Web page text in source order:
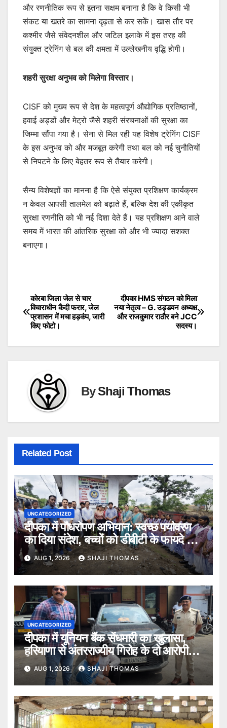
और रणनीतिक रूप से इतना सक्षम बनाना है कि वे किसी भी
संकट या खतरे का सामना दृढ़ता से कर सकें। खास तौर पर
कश्मीर जैसे संवेदनशील और जटिल इलाके में इस तरह की
संयुक्त ट्रेनिंग से बल की क्षमता में उल्लेखनीय वृद्धि होगी।
शहरी सुरक्षा अनुभव को मिलेगा विस्तार।
CISF को मुख्य रूप से देश के महत्वपूर्ण औद्योगिक प्रतिष्ठानों,
हवाई अड्डों और मेट्रो जैसे शहरी संरचनाओं की सुरक्षा का
जिम्मा सौंपा गया है। सेना से मिल रही यह विशेष ट्रेनिंग CISF
के इस अनुभव को और मजबूत करेगी तथा बल को नई चुनौतियों
से निपटने के लिए बेहतर रूप से तैयार करेगी।
सैन्य विशेषज्ञों का मानना है कि ऐसे संयुक्त प्रशिक्षण कार्यक्रम
न केवल आपसी तालमेल को बढ़ाते हैं, बल्कि देश की एकीकृत
सुरक्षा रणनीति को भी नई दिशा देते हैं। यह प्रशिक्षण आने वाले
समय में भारत की आंतरिक सुरक्षा को और भी ज्यादा सशक्त
बनाएगा।
Post
navigation
दीपका HMS संगठन को मिला
नया नेतृत्व – G. उड्डयन अध्यक्ष
और राजकुमार राठौर बने JCC
सदस्य।
कोरबा जिला जेल से चार
विचाराधीन कैदी फरार, जेल
प्रशासन में मचा हड़कंप, जारी
किए फोटो।
ByShaji Thomas
Related Post
UNCATEGORIZED
दीपका में पौधरोपण अभियान: स्वच्छ पर्यावरण
का दिया संदेश, बच्चों को डीबीटी के फायदे भी
बताए।
AUG 1, 2026 SHAJI THOMAS
UNCATEGORIZED
दीपका में यूनियन बैंक सेंधमारी का खुलासा,
हरियाणा से अंतरराज्यीय गिरोह के दो आरोपी
गिरफ्तार।
AUG 1, 2026 SHAJI THOMAS